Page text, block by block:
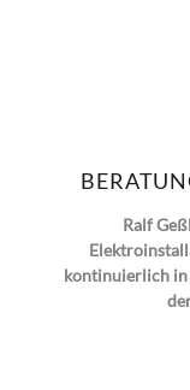
Ralf
kontinuierlich in